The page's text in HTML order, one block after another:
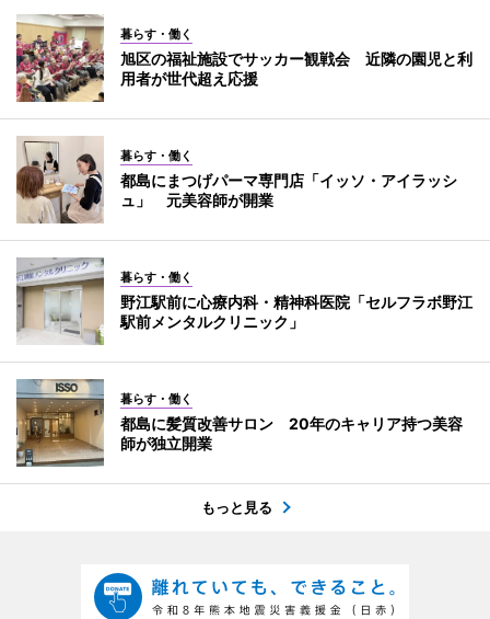
暮らす・働く
旭区の福祉施設でサッカー観戦会 近隣の園児と利
用者が世代超え応援
暮らす・働く
都島にまつげパーマ専門店「イッソ・アイラッシ
ュ」 元美容師が開業
暮らす・働く
野江駅前に心療内科・精神科医院「セルフラボ野江
駅前メンタルクリニック」
暮らす・働く
都島に髪質改善サロン 20年のキャリア持つ美容
師が独立開業
もっと見る